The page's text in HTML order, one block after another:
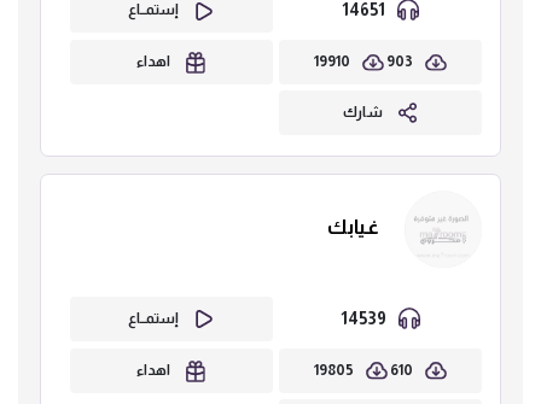
إستمــاع
903
19910 اهداء
شارك
غيابك
إستمــاع
610
19805 اهداء